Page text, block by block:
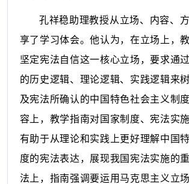
孔祥稳助理教授从立场、内容、
享了学习体会。他认为，在立场上，
坚定宪法自信这一核心立场，要求通
的历史逻辑、理论逻辑、实践逻辑来
及宪法所确认的中国特色社会主义制
容上，教学指南对国家制度、宪法实
有助于从理论和实践上更好理解中国
度的宪法表达，展现我国宪法实施的
法上，指南强调要运用马克思主义立